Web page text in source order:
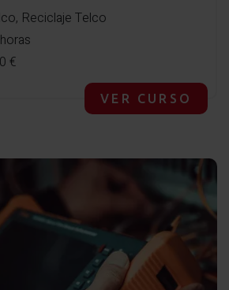
Reciclaje Telco
€
VER CURSO